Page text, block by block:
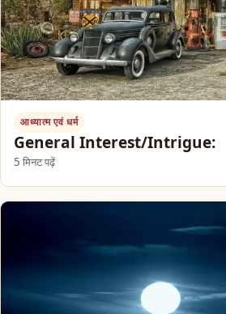
आध्यात्म एवं धर्म
General Interest/Intrigue:
5 मिनट पढ़ें